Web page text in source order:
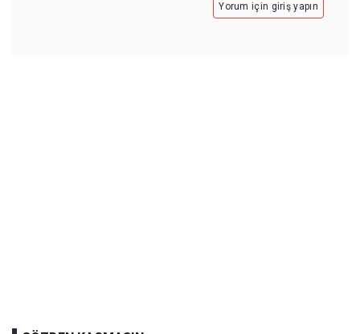
Yorum için giriş yapın